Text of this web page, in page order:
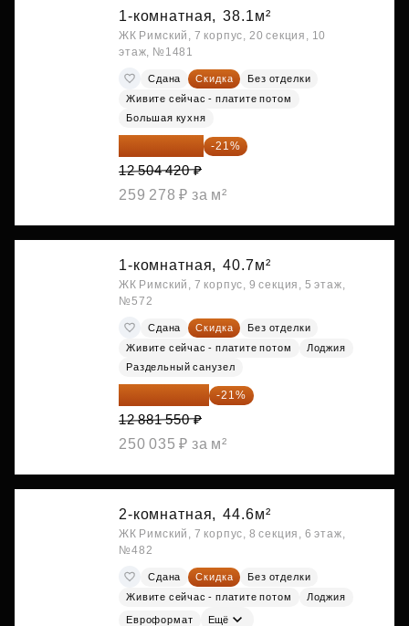
1-комнатная, 38.1м²
ЖК Римский, 7 корпус, 20 секция, 10
этаж, №1481
Сдана Скидка
Без отделки
Живите сейчас - платите потом
Большая кухня
9 878 492 ₽ -21%
12 504 420 ₽
259 278 ₽ за м²
1-комнатная, 40.7м²
ЖК Римский, 7 корпус, 9 секция, 5 этаж,
№572
Сдана Скидка
Без отделки
Живите сейчас - платите потом
Лоджия
Раздельный санузел
10 176 425 ₽ -21%
12 881 550 ₽
250 035 ₽ за м²
2-комнатная, 44.6м²
ЖК Римский, 7 корпус, 8 секция, 6 этаж,
№482
Сдана Скидка
Без отделки
Живите сейчас - платите потом
Лоджия
Евроформат Ещё